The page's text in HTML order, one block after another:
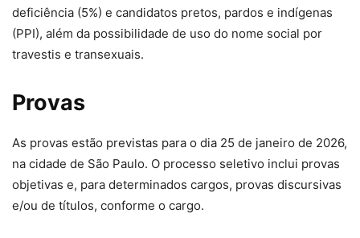
deficiência (5%) e candidatos pretos, pardos e indígenas
(PPI), além da possibilidade de uso do nome social por
travestis e transexuais.
Provas
As provas estão previstas para o dia 25 de janeiro de 2026,
na cidade de São Paulo. O processo seletivo inclui provas
objetivas e, para determinados cargos, provas discursivas
e/ou de títulos, conforme o cargo.